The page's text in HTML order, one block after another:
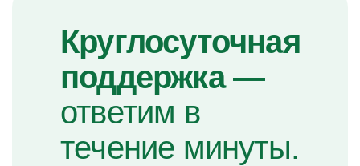
Круглосуточная
поддержка —
ответим в
течение минуты.